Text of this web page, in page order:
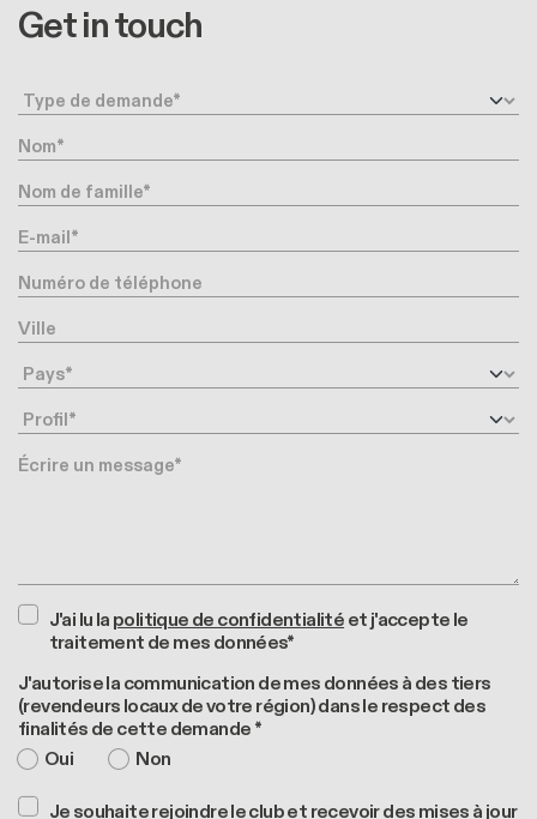
Get in touch
Type de demande
Nom
Nom de famille
E-mail
Numéro de téléphone
Ville
Pays
Profil
Message
J'ai lu lapolitique de confidentialitéet j'accepte le
traitement de mes données*
J'autorise la communication de mes données à des tiers
(revendeurs locaux de votre région) dans le respect des
finalités de cette demande *
Oui
Non
Je souhaite rejoindre le club et recevoir des mises à jour